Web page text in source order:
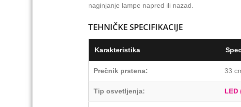
naginjanje lampe napred ili nazad.
TEHNIČKE SPECIFIKACIJE
Karakteristika
Prečnik prstena: 33
Tip osvetljenja: LED